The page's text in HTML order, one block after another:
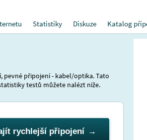
Statistiky Diskuze Katalog
připojení - kabel/optika. Tato
testů můžete nalézt níže.
rychlejší připojení